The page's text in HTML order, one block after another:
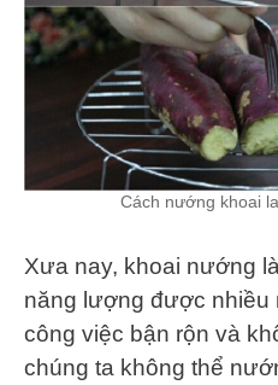
Cách nướng khoai
Xưa nay, khoai nướng
năng lượng được nhiều
công việc bận rộn và
chúng ta không thể